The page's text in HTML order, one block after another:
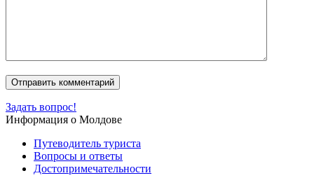
Задать вопрос!
Информация о Молдове
Путеводитель туриста
Вопросы и ответы
Достопримечательности